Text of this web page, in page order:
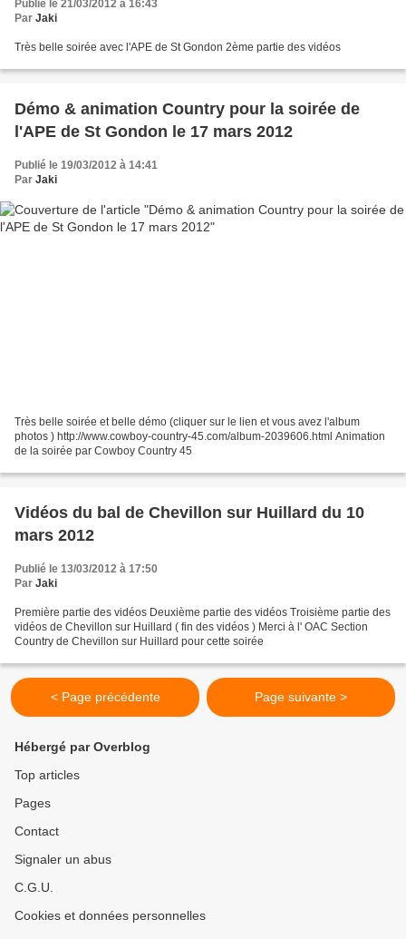
Publié le 21/03/2012 à 16:43
Par Jaki
Très belle soirée avec l'APE de St Gondon 2ème partie des vidéos
Démo & animation Country pour la soirée de
l'APE de St Gondon le 17 mars 2012
Publié le 19/03/2012 à 14:41
Par Jaki
Très belle soirée et belle démo (cliquer sur le lien et vous avez l'album
photos ) http://www.cowboy-country-45.com/album-2039606.html Animation
de la soirée par Cowboy Country 45
Vidéos du bal de Chevillon sur Huillard du 10
mars 2012
Publié le 13/03/2012 à 17:50
Par Jaki
Première partie des vidéos Deuxième partie des vidéos Troisième partie des
vidéos de Chevillon sur Huillard ( fin des vidéos ) Merci à l' OAC Section
Country de Chevillon sur Huillard pour cette soirée
< Page précédente Page suivante >
Hébergé par Overblog
Top articles
Pages
Contact
Signaler un abus
C.G.U.
Cookies et données personnelles